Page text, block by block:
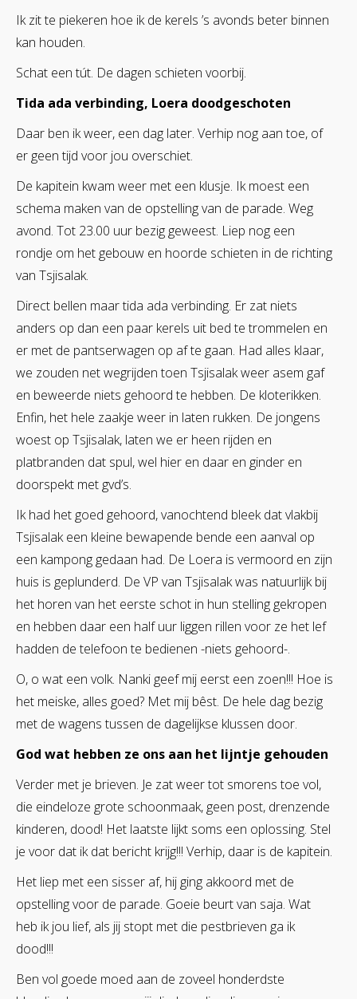
Ik zit te piekeren hoe ik de kerels ’s avonds beter binnen
kan houden.
Schat een tút. De dagen schieten voorbij.
Tida ada verbinding, Loera doodgeschoten
Daar ben ik weer, een dag later. Verhip nog aan toe, of
er geen tijd voor jou overschiet.
De kapitein kwam weer met een klusje. Ik moest een
schema maken van de opstelling van de parade. Weg
avond. Tot 23.00 uur bezig geweest. Liep nog een
rondje om het gebouw en hoorde schieten in de richting
van Tsjisalak.
Direct bellen maar tida ada verbinding. Er zat niets
anders op dan een paar kerels uit bed te trommelen en
er met de pantserwagen op af te gaan. Had alles klaar,
we zouden net wegrijden toen Tsjisalak weer asem gaf
en beweerde niets gehoord te hebben. De kloterikken.
Enfin, het hele zaakje weer in laten rukken. De jongens
woest op Tsjisalak, laten we er heen rijden en
platbranden dat spul, wel hier en daar en ginder en
doorspekt met gvd’s.
Ik had het goed gehoord, vanochtend bleek dat vlakbij
Tsjisalak een kleine bewapende bende een aanval op
een kampong gedaan had. De Loera is vermoord en zijn
huis is geplunderd. De VP van Tsjisalak was natuurlijk bij
het horen van het eerste schot in hun stelling gekropen
en hebben daar een half uur liggen rillen voor ze het lef
hadden de telefoon te bedienen -niets gehoord-.
O, o wat een volk. Nanki geef mij eerst een zoen!!! Hoe is
het meiske, alles goed? Met mij bêst. De hele dag bezig
met de wagens tussen de dagelijkse klussen door.
God wat hebben ze ons aan het lijntje gehouden
Verder met je brieven. Je zat weer tot smorens toe vol,
die eindeloze grote schoonmaak, geen post, drenzende
kinderen, dood! Het laatste lijkt soms een oplossing. Stel
je voor dat ik dat bericht krijg!!! Verhip, daar is de kapitein.
Het liep met een sisser af, hij ging akkoord met de
opstelling voor de parade. Goeie beurt van saja. Wat
heb ik jou lief, als jij stopt met die pestbrieven ga ik
dood!!!
Ben vol goede moed aan de zoveel honderdste